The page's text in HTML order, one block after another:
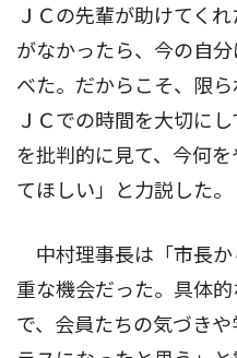
ＪＣの先輩が助けてく
がなかったら、今の自
べた。だからこそ、限
ＪＣでの時間を大切に
を批判的に見て、今何
てほしい」と力説した。
中村理事長は「市長か
重な機会だった。具体
で、会員たちの気づき